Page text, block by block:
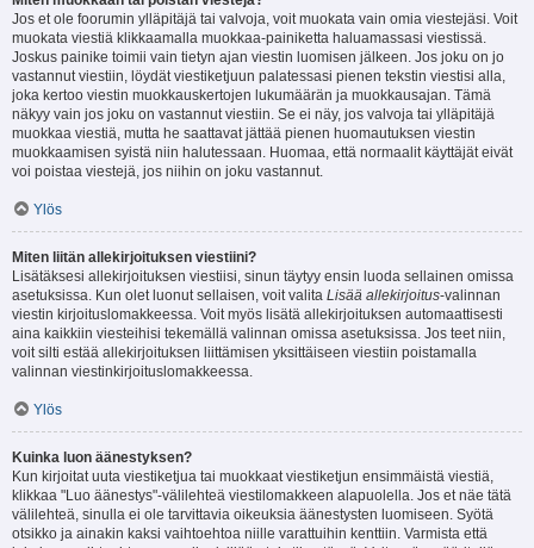
Jos et ole foorumin ylläpitäjä tai valvoja, voit muokata vain omia viestejäsi. Voit
muokata viestiä klikkaamalla muokkaa-painiketta haluamassasi viestissä.
Joskus painike toimii vain tietyn ajan viestin luomisen jälkeen. Jos joku on jo
vastannut viestiin, löydät viestiketjuun palatessasi pienen tekstin viestisi alla,
joka kertoo viestin muokkauskertojen lukumäärän ja muokkausajan. Tämä
näkyy vain jos joku on vastannut viestiin. Se ei näy, jos valvoja tai ylläpitäjä
muokkaa viestiä, mutta he saattavat jättää pienen huomautuksen viestin
muokkaamisen syistä niin halutessaan. Huomaa, että normaalit käyttäjät eivät
voi poistaa viestejä, jos niihin on joku vastannut.
Ylös
Miten liitän allekirjoituksen viestiini?
Lisätäksesi allekirjoituksen viestiisi, sinun täytyy ensin luoda sellainen omissa
asetuksissa. Kun olet luonut sellaisen, voit valita Lisää allekirjoitus-valinnan
viestin kirjoituslomakkeessa. Voit myös lisätä allekirjoituksen automaattisesti
aina kaikkiin viesteihisi tekemällä valinnan omissa asetuksissa. Jos teet niin,
voit silti estää allekirjoituksen liittämisen yksittäiseen viestiin poistamalla
valinnan viestinkirjoituslomakkeessa.
Ylös
Kuinka luon äänestyksen?
Kun kirjoitat uuta viestiketjua tai muokkaat viestiketjun ensimmäistä viestiä,
klikkaa "Luo äänestys"-välilehteä viestilomakkeen alapuolella. Jos et näe tätä
välilehteä, sinulla ei ole tarvittavia oikeuksia äänestysten luomiseen. Syötä
otsikko ja ainakin kaksi vaihtoehtoa niille varattuihin kenttiin. Varmista että